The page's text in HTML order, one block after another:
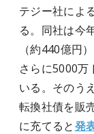
テジー社によ
る。同社は今
（約440億円
さらに5000万
いる。そのう
転換社債を販
に充てると発